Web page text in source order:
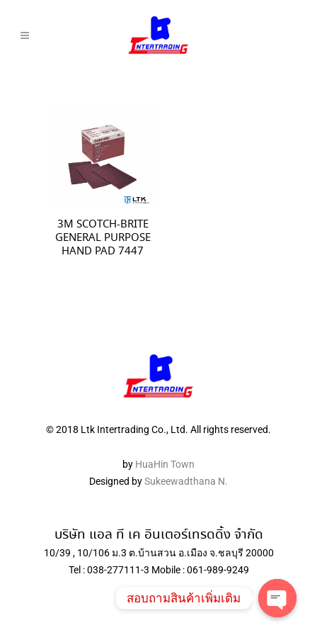
3M SCOTCH-BRITE
GENERAL PURPOSE
HAND PAD 7447
© 2018 Ltk Intertrading Co., Ltd. All rights reserved.
by HuaHin Town
Designed bySukeewadthana N.
บริษัท แอล ที เค อินเตอร์เทรดดิ้ง จำกัด
10/39 , 10/106 ม.3 ต.บ้านสวน อ.เมือง จ.ชลบุรี 20000
Tel : 038-277111-3 Mobile : 061-989-9249
สอบถามสินค้าเพิ่มเติม
Open